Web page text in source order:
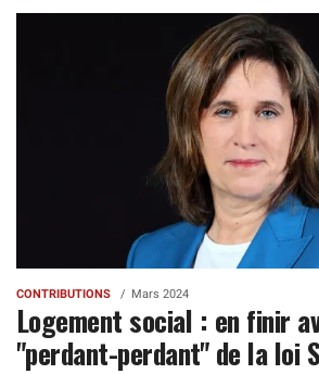
CONTRIBUTIONS Mars 2024
Logement social : en finir
"perdant-perdant" de la loi